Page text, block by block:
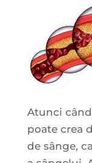
Atunci când
poate crea
de sânge,